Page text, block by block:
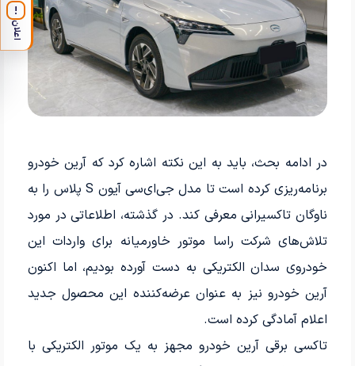
در ادامه بحث، باید به این نکته اشاره کرد که آرین خودرو
برنامه‌ریزی کرده است تا مدل جی‌ای‌سی آیون S پلاس را به
ناوگان تاکسیرانی معرفی کند. در گذشته، اطلاعاتی در مورد
تلاش‌های شرکت راسا موتور خاورمیانه برای واردات این
خودروی سدان الکتریکی به دست آورده بودیم، اما اکنون
آرین خودرو نیز به عنوان عرضه‌کننده این محصول جدید
اعلام آمادگی کرده است.
تاکسی برقی آرین خودرو مجهز به یک موتور الکتریکی با
!
اعلان